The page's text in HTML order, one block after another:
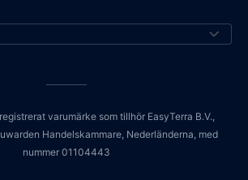
varumärke som tillhör EasyTerra B.V.,
Handelskammare, Nederländerna, med
nummer 01104443